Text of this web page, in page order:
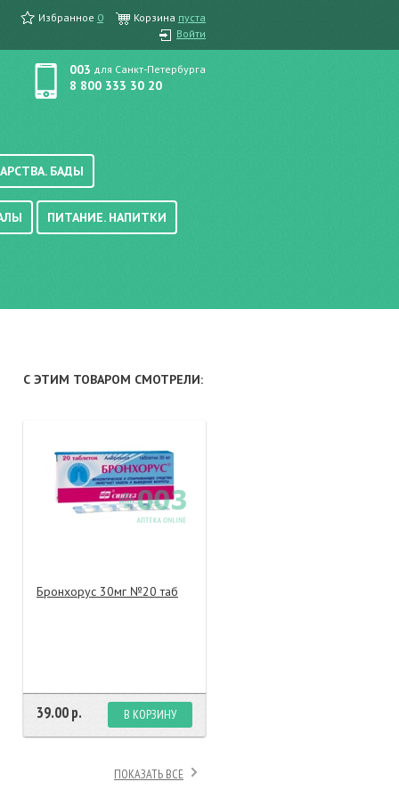
Избранное 0 Корзина пуста
Войти
003 для Санкт-Петербурга
8 800 333 30 20
краска для волос
БАДЫ
ПИТАНИЕ. НАПИТКИ
биомороженое
С ЭТИМ ТОВАРОМ СМОТРЕЛИ:
Бронхорус 30мг №20 таб
39.00 р. В КОРЗИНУ
ПОКАЗАТЬ ВСЕ